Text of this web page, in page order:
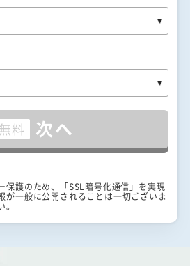
無料 次へ
保護のため、「SSL暗号化通信」を実現
が一般に公開されることは一切ございま